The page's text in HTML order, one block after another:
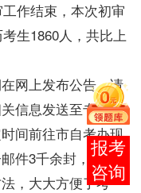
作结束，本次初审
生1860人，共比上
网上发布公告，请
信息发送至专业老
间前往市自考办现
件3千余封，几乎
，大大方便了考
在线
客服